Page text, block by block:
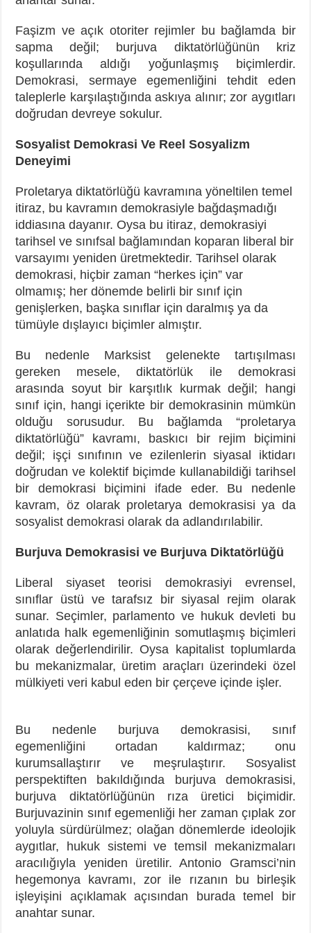
Faşizm ve açık otoriter rejimler bu bağlamda bir
sapma değil; burjuva diktatörlüğünün kriz
koşullarında aldığı yoğunlaşmış biçimlerdir.
Demokrasi, sermaye egemenliğini tehdit eden
taleplerle karşılaştığında askıya alınır; zor aygıtları
doğrudan devreye sokulur.
Sosyalist Demokrasi Ve Reel Sosyalizm
Deneyimi
Proletarya diktatörlüğü kavramına yöneltilen temel
itiraz, bu kavramın demokrasiyle bağdaşmadığı
iddiasına dayanır. Oysa bu itiraz, demokrasiyi
tarihsel ve sınıfsal bağlamından koparan liberal bir
varsayımı yeniden üretmektedir. Tarihsel olarak
demokrasi, hiçbir zaman “herkes için” var
olmamış; her dönemde belirli bir sınıf için
genişlerken, başka sınıflar için daralmış ya da
tümüyle dışlayıcı biçimler almıştır.
Bu nedenle Marksist gelenekte tartışılması
gereken mesele, diktatörlük ile demokrasi
arasında soyut bir karşıtlık kurmak değil; hangi
sınıf için, hangi içerikte bir demokrasinin mümkün
olduğu sorusudur. Bu bağlamda “proletarya
diktatörlüğü” kavramı, baskıcı bir rejim biçimini
değil; işçi sınıfının ve ezilenlerin siyasal iktidarı
doğrudan ve kolektif biçimde kullanabildiği tarihsel
bir demokrasi biçimini ifade eder. Bu nedenle
kavram, öz olarak proletarya demokrasisi ya da
sosyalist demokrasi olarak da adlandırılabilir.
Burjuva Demokrasisi ve Burjuva Diktatörlüğü
Liberal siyaset teorisi demokrasiyi evrensel,
sınıflar üstü ve tarafsız bir siyasal rejim olarak
sunar. Seçimler, parlamento ve hukuk devleti bu
anlatıda halk egemenliğinin somutlaşmış biçimleri
olarak değerlendirilir. Oysa kapitalist toplumlarda
bu mekanizmalar, üretim araçları üzerindeki özel
mülkiyeti veri kabul eden bir çerçeve içinde işler.
Bu nedenle burjuva demokrasisi, sınıf
egemenliğini ortadan kaldırmaz; onu
kurumsallaştırır ve meşrulaştırır. Sosyalist
perspektiften bakıldığında burjuva demokrasisi,
burjuva diktatörlüğünün rıza üretici biçimidir.
Burjuvazinin sınıf egemenliği her zaman çıplak zor
yoluyla sürdürülmez; olağan dönemlerde ideolojik
aygıtlar, hukuk sistemi ve temsil mekanizmaları
aracılığıyla yeniden üretilir. Antonio Gramsci’nin
hegemonya kavramı, zor ile rızanın bu birleşik
işleyişini açıklamak açısından burada temel bir
anahtar sunar.